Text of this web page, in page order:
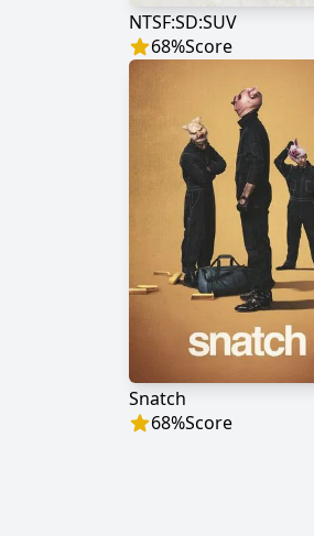
NTSF:SD:SUV
68%Score
Snatch
68%Score